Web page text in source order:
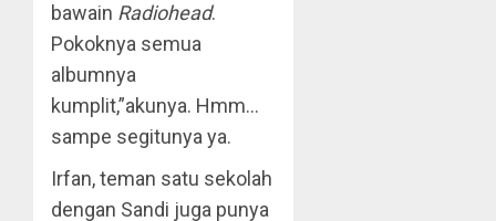
bawain Radiohead.
Pokoknya semua
albumnya
kumplit,”akunya. Hmm…
sampe segitunya ya.
Irfan, teman satu sekolah
dengan Sandi juga punya